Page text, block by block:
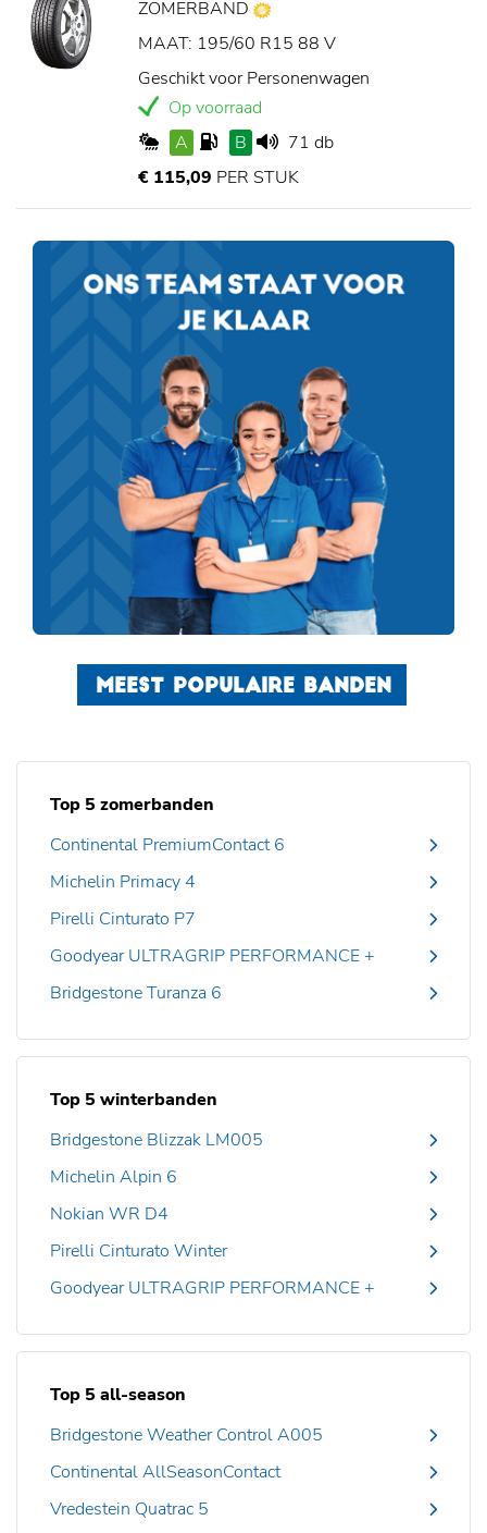
ZOMERBAND
MAAT: 195/60 R15 88 V
Geschikt voor Personenwagen
Op voorraad
A
B
71 db
€ 115,09 PER STUK
MEEST POPULAIRE BANDEN
Top 5 zomerbanden
Continental PremiumContact 6
Michelin Primacy 4
Pirelli Cinturato P7
Goodyear ULTRAGRIP PERFORMANCE +
Bridgestone Turanza 6
Top 5 winterbanden
Bridgestone Blizzak LM005
Michelin Alpin 6
Nokian WR D4
Pirelli Cinturato Winter
Goodyear ULTRAGRIP PERFORMANCE +
Top 5 all-season
Bridgestone Weather Control A005
Continental AllSeasonContact
Vredestein Quatrac 5